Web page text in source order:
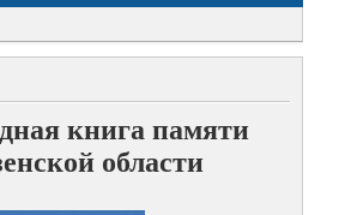
книга памяти
области